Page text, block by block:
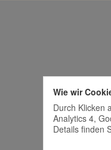
Wie wir
Durch Klicken
Analytics 4,
Details finden